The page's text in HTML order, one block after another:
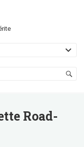
Road-